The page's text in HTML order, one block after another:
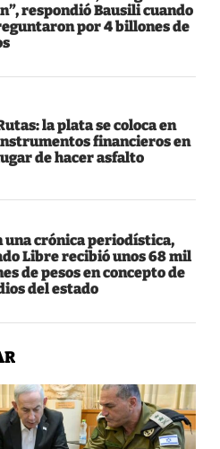
respondió Bausili cuando
por 4 billones de
la plata se coloca en
financieros en
de hacer asfalto
una crónica periodística,
Libre recibió unos 68 mil
de pesos en concepto de
del estado